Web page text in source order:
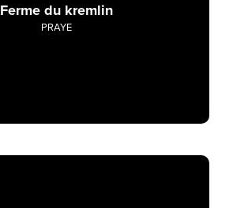
Ferme du kremlin
PRAYE